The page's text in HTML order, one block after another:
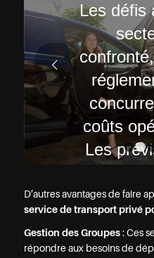
Les défis
coûts
Les
privé
LIRE
D’autres avantages de faire
service de transport privé
Gestion des Groupes: Ces
répondre aux besoins de